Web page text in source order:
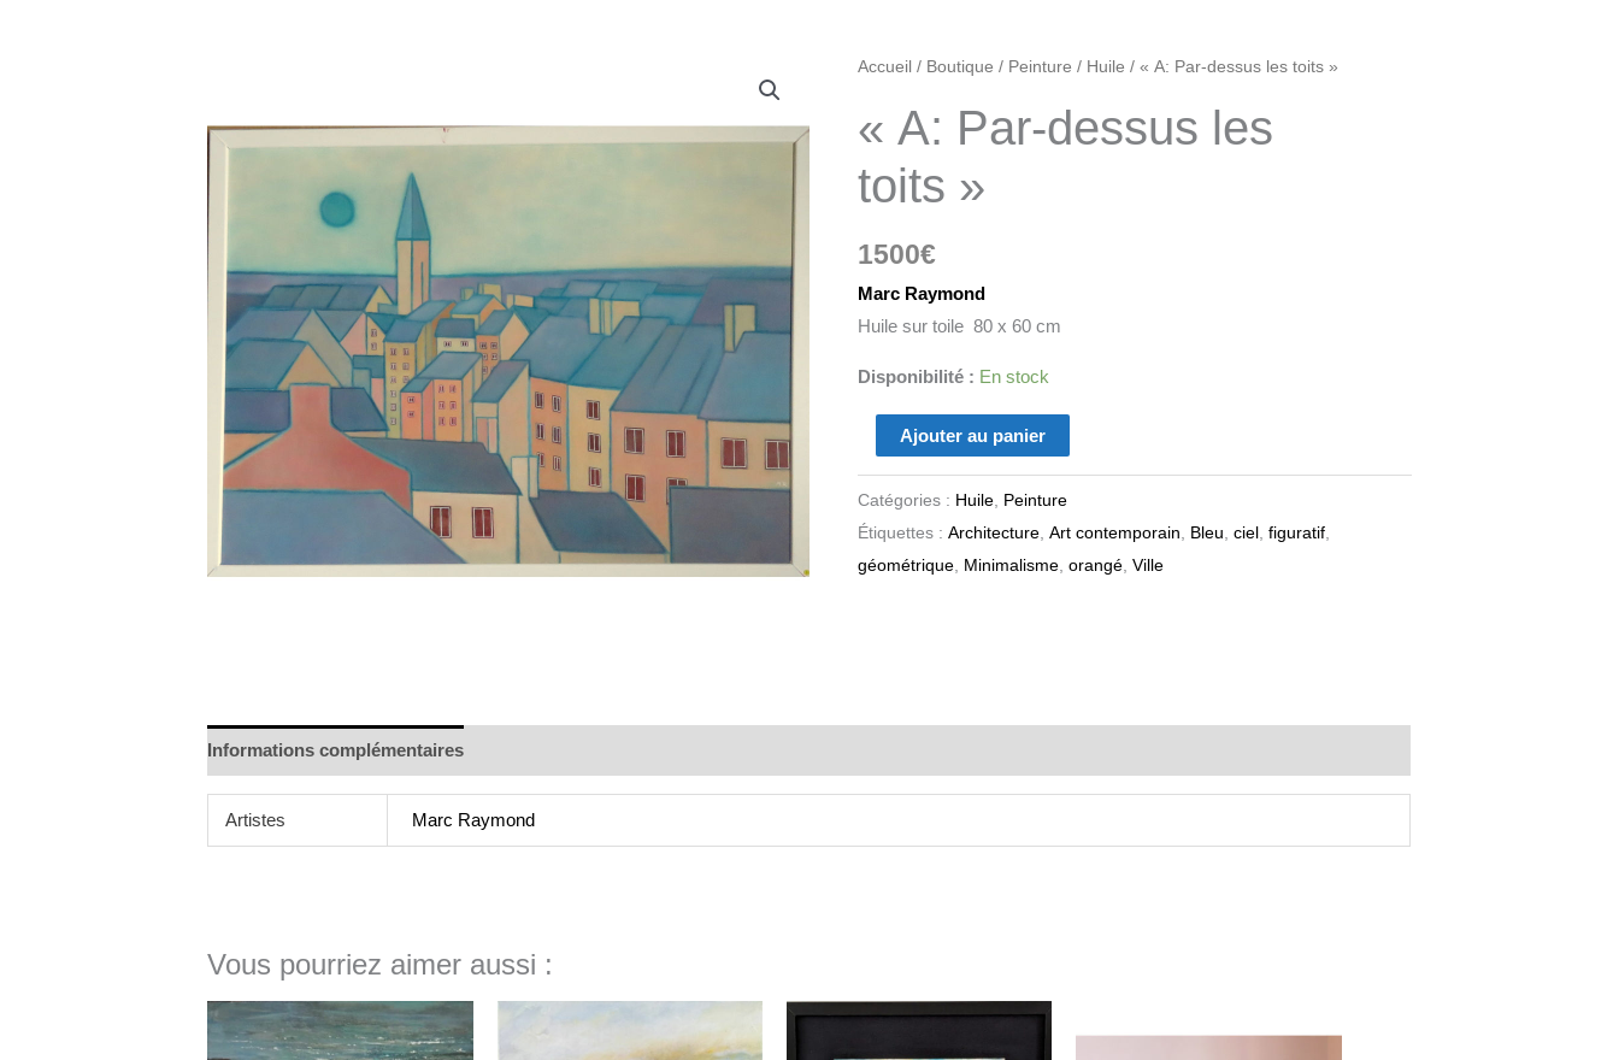
Accueil / Boutique / Peinture / Huile / « A: Par-dessus les toits »
« A: Par-dessus les
toits »
1500€
Marc Raymond
Huile sur toile 80 x 60 cm
Disponibilité : En stock
quantité
"A:
dessus
toits"
Ajouter au panier
Catégories : Huile
Peinture
Étiquettes : Architecture Art contemporain Bleu ciel figuratif
géométrique
Minimalisme orangé Ville
Informations complémentaires
Artistes Marc Raymond
Vous pourriez aimer aussi :